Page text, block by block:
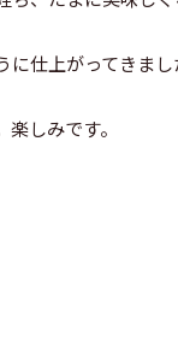
に仕上がってきまし
しみです。